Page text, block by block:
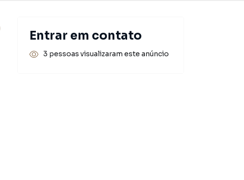
Entrar em contato
3 pessoas visualizaram este anúncio